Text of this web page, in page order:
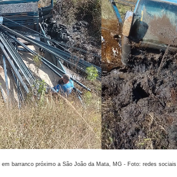
barranco próximo a São João da Mata, MG - Foto: redes sociais